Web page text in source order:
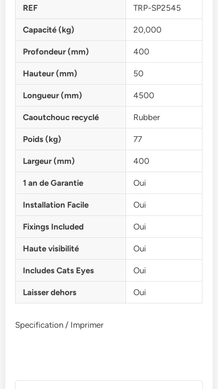
REF TRP-SP2545
Capacité (kg) 20,000
Profondeur (mm) 400
Hauteur (mm) 50
Longueur (mm) 4500
Caoutchouc recyclé Rubber
Poids (kg) 77
Largeur (mm) 400
1 an de Garantie Oui
Installation Facile Oui
Fixings Included Oui
Haute visibilité Oui
Includes Cats Eyes Oui
Laisser dehors Oui
Specification / Imprimer